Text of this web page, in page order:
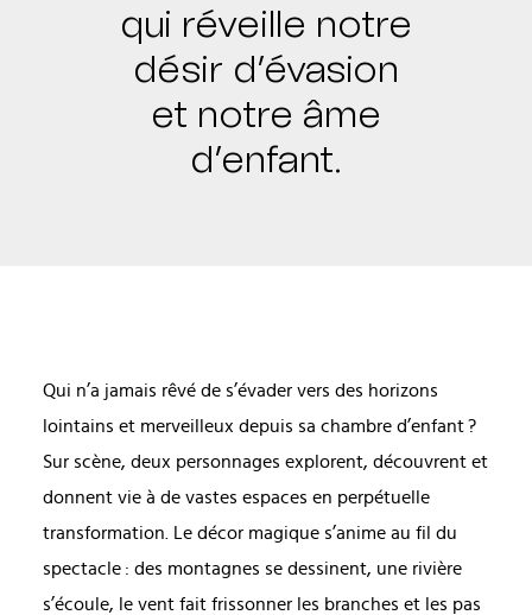
qui réveille notre
désir d’évasion
et notre âme
d’enfant.
Qui n’a jamais rêvé de s’évader vers des horizons
lointains et merveilleux depuis sa chambre d’enfant ?
Sur scène, deux personnages explorent, découvrent et
donnent vie à de vastes espaces en perpétuelle
transformation. Le décor magique s’anime au fil du
spectacle : des montagnes se dessinent, une rivière
s’écoule, le vent fait frissonner les branches et les pas